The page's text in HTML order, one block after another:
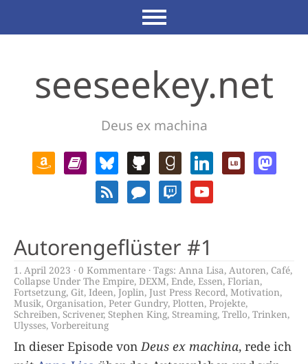
seeseekey.net
Deus ex machina
Autorengeflüster #1
1. April 2023 0 Kommentare Tags: Anna Lisa, Autoren, Café,
Collapse Under The Empire, DEXM, Ende, Essen, Florian,
Fortsetzung, Git, Ideen,Joplin, Just Press Record, Motivation,
Musik, Organisation, Peter Gundry, Plotten, Projekte,
Schreiben, Scrivener, Stephen King, Streaming, Trello, Trinken,
Ulysses, Vorbereitung
In dieser Episode von Deus ex machina, rede ich